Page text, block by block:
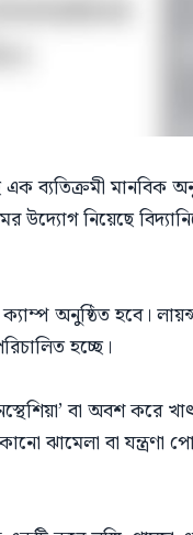
ব্যতিক্রমী মানবিক
উদ্যোগ নিয়েছে
অনুষ্ঠিত হবে।
হচ্ছে।
বা অবশ করে
ঝামেলা বা যন্ত্রণা